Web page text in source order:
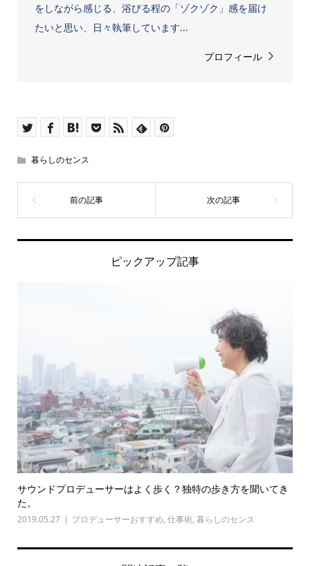
をしながら感じる、浴びる程の「ゾクゾク」感を届け
たいと思い、日々執筆しています...
プロフィール
暮らしのセンス
ピックアップ記事
サウンドプロデューサーはよく歩く？独特の歩き方を聞いてき
た。
2019.05.27 プロデューサーおすすめ, 仕事術, 暮らしのセンス